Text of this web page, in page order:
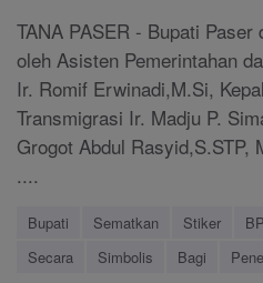
TANA PASER - Bupati Paser
oleh Asisten Pemerintahan
Ir. Romif Erwinadi,M.Si,
Transmigrasi Ir. Madju P.
Grogot Abdul Rasyid,S.STP,
....
Bupati Sematkan Stiker
Secara
Simbolis Bagi